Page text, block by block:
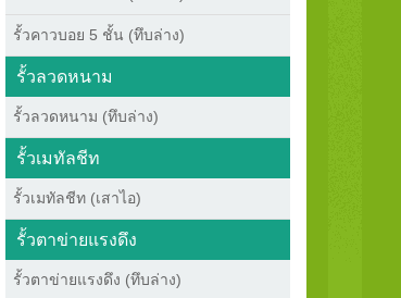
รั้วคาวบอย 5 ชั้น (ทึบล่าง)
รั้วลวดหนาม
รั้วลวดหนาม (ทึบล่าง)
รั้วเมทัลชีท
รั้วเมทัลชีท (เสาไอ)
รั้วตาข่ายแรงดึง
รั้วตาข่ายแรงดึง (ทึบล่าง)